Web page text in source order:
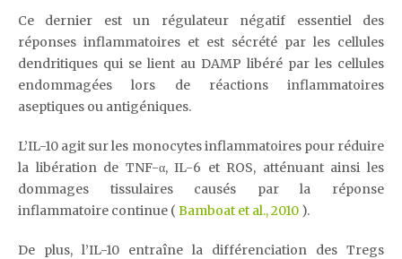
Ce dernier est un régulateur négatif essentiel des
réponses inflammatoires et est sécrété par les cellules
dendritiques qui se lient au DAMP libéré par les cellules
endommagées lors de réactions inflammatoires
aseptiques ou antigéniques.
L’IL-10 agit sur les monocytes inflammatoires pour réduire
la libération de TNF-α, IL-6 et ROS, atténuant ainsi les
dommages tissulaires causés par la réponse
inflammatoire continue ( Bamboat et al., 2010 ).
De plus, l’IL-10 entraîne la différenciation des Tregs